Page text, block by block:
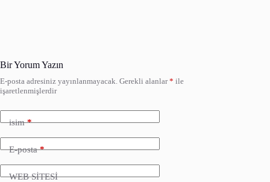
Bir Yorum Yazın
E-posta adresiniz yayınlanmayacak. Gerekli alanlar* ile
işaretlenmişlerdir
isim*
E-posta*
WEB SİTESİ